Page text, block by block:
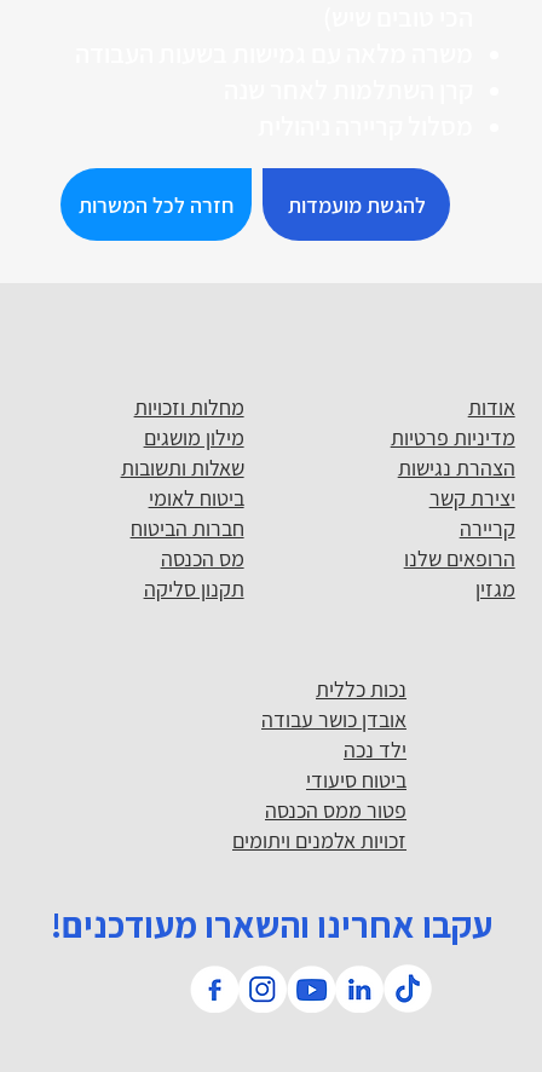
חזרה לכל המשרות להגשת מועמדות
אודות
מדיניות פרטיות
הצהרת נגישות
יצירת קשר
קריירה
הרופאים שלנו
מגזין
מחלות וזכויות
מילון מושגים
שאלות ותשובות
ביטוח לאומי
חברות הביטוח
מס הכנסה
תקנון סליקה
נכות כללית
אובדן כושר עבודה
ילד נכה
ביטוח סיעודי
פטור ממס הכנסה
זכויות אלמנים ויתומים
עקבו אחרינו והשארו מעודכנים!